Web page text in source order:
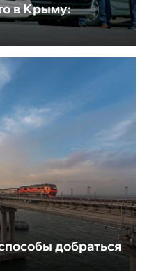
в Крыму:
добраться